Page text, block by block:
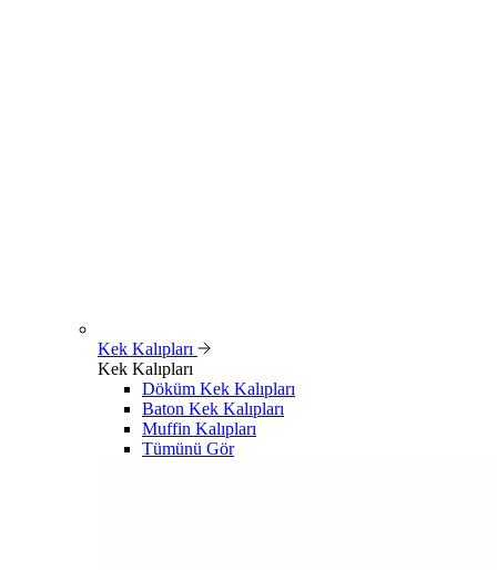
Kek Kalıpları
Kek Kalıpları
Döküm Kek Kalıpları
Baton Kek Kalıpları
Muffin Kalıpları
Tümünü Gör